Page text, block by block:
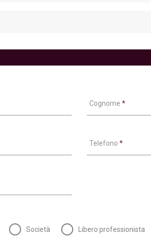
Cognome *
Telefono *
Società Libero professionista